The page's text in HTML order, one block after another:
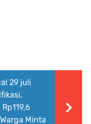
29 juli
Minta